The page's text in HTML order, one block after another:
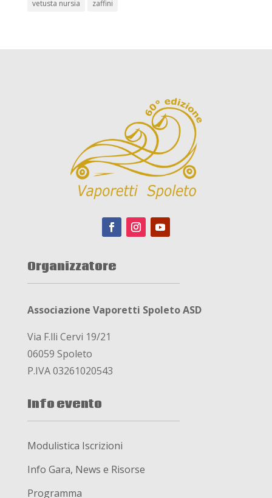
vetusta nursia
zaffini
Organizzatore
Associazione Vaporetti Spoleto ASD
Via F.lli Cervi 19/21
06059 Spoleto
P.IVA 03261020543
Info evento
Modulistica Iscrizioni
Info Gara, News e Risorse
Programma